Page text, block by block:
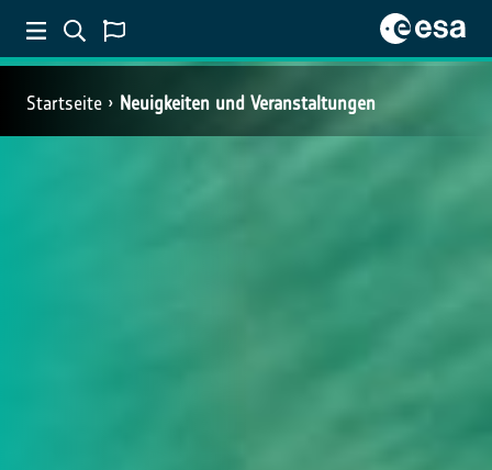
Startseite Neuigkeiten und Veranstaltungen